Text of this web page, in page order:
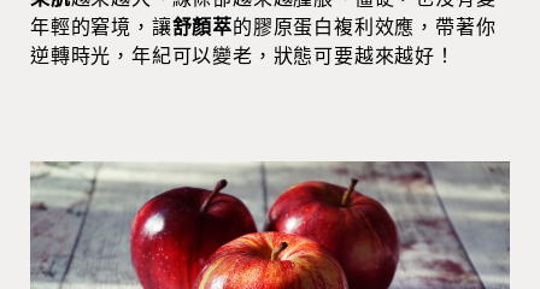
年輕的窘境，讓舒顏萃的膠原蛋白複利效應，帶著你
逆轉時光，年紀可以變老，狀態可要越來越好！